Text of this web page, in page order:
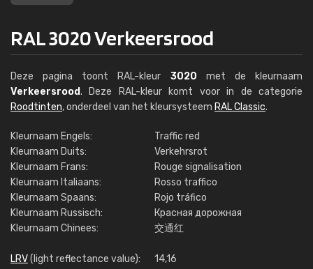
RAL 3020 Verkeersrood
Deze pagina toont RAL-kleur 3020 met de kleurnaam
Verkeersrood. Deze RAL-kleur komt voor in de categorie
Roodtinten, onderdeel van het kleursysteem RAL Classic.
Kleurnaam Engels:
Traffic red
Kleurnaam Duits:
Verkehrsrot
Kleurnaam Frans:
Rouge signalisation
Kleurnaam Italiaans:
Rosso traffico
Kleurnaam Spaans:
Rojo tráfico
Kleurnaam Russisch:
Красная дорожная
Kleurnaam Chinees:
交通红
LRV(light reflectance value): 14,16